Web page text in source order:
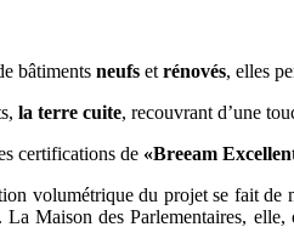
bâtiments neufs et rénovés, elles
la terre cuite, recouvrant d’une
certifications de «Breeam
volumétrique du projet se fait
Maison des Parlementaires,